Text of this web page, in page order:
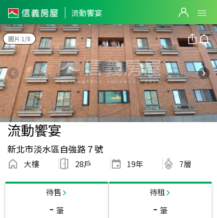
流動饗宴
圖片 1/8
流動饗宴
新北市淡水區自強路７號
大樓 28戶 19年 7層
待售
- 筆
待租
- 筆